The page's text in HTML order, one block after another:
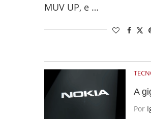
MUV UP, e …
A
Por